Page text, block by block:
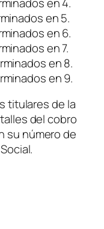
en 5.
en 6.
en 7.
en 8.
en 9.
titulares de la
del cobro
su número de